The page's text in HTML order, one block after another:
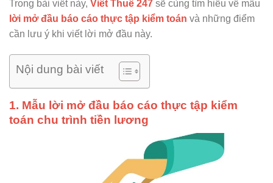
Trong bài viết này, Viết Thuê 247 sẽ cùng tìm hiểu về mẫu
lời mở đầu báo cáo thực tập kiểm toán và những điểm
cần lưu ý khi viết lời mở đầu này.
Nội dung bài viết
1. Mẫu lời mở đầu báo cáo thực tập kiểm
toán chu trình tiền lương